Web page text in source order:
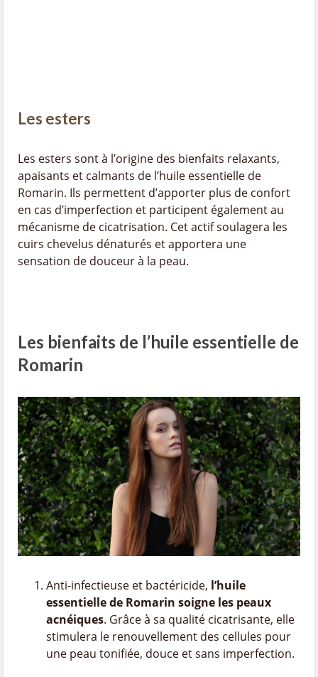
Les esters
Les esters sont à l’origine des bienfaits relaxants,
apaisants et calmants de l’huile essentielle de
Romarin. Ils permettent d’apporter plus de confort
en cas d’imperfection et participent également au
mécanisme de cicatrisation. Cet actif soulagera les
cuirs chevelus dénaturés et apportera une
sensation de douceur à la peau.
Les bienfaits de l’huile essentielle de
Romarin
Anti-infectieuse et bactéricide, l’huile
essentielle de Romarin soigne les peaux
acnéiques. Grâce à sa qualité cicatrisante, elle
stimulera le renouvellement des cellules pour
une peau tonifiée, douce et sans imperfection.